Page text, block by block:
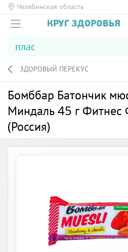
Челябинская область
ЗДОРОВЫЙ ПЕРЕКУС
Бомббар Батончик
Миндаль 45 г
(Россия)